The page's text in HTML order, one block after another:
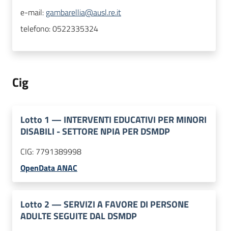
e-mail: gambarellia@ausl.re.it
telefono:0522335324
Cig
Lotto 1 — INTERVENTI EDUCATIVI PER MINORI
DISABILI - SETTORE NPIA PER DSMDP
CIG: 7791389998
OpenData ANAC
Lotto 2 —SERVIZI A FAVORE DI PERSONE
ADULTE SEGUITE DAL DSMDP